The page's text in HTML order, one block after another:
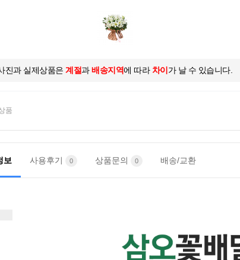
진과 실제상품은 계절과배송지역에 따라 차이 가 날 수 있습니다.
품
보 사용후기 0 상품문의 0 배송/교환